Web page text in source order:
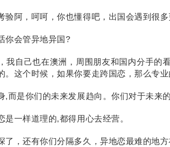
验阿，呵呵，你也懂得吧，出国会遇到很
你会管异地异国?
我自己也在澳洲，周围朋友和国内分手的
这个时候，如果你要走跨国恋，那么专
,而是你们的未来发展趋向。你们对于未来
是一样道理的,都得用心去经营。
了，还有你们分隔多久，异地恋最难的地